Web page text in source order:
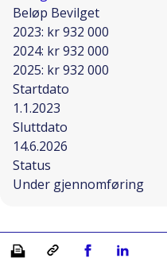
Beløp Bevilget
2023: kr 932 000
2024: kr 932 000
2025: kr 932 000
Startdato
1.1.2023
Sluttdato
14.6.2026
Status
Under gjennomføring
Skriv ut Kopiera länkDel på Facebook
Del på